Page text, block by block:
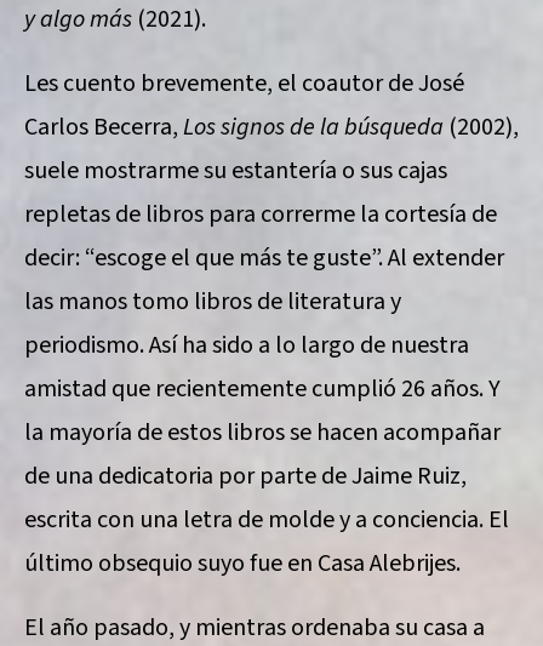
y algo más (2021).
Les cuento brevemente, el coautor de José
Carlos Becerra,Los signos de la búsqueda (2002),
suele mostrarme su estantería o sus cajas
repletas de libros para correrme la cortesía de
decir: “escoge el que más te guste”. Al extender
las manos tomo libros de literatura y
periodismo. Así ha sido a lo largo de nuestra
amistad que recientemente cumplió 26 años. Y
la mayoría de estos libros se hacen acompañar
de una dedicatoria por parte de Jaime Ruiz,
escrita con una letra de molde y a conciencia. El
último obsequio suyo fue en Casa Alebrijes.
El año pasado, y mientras ordenaba su casa a